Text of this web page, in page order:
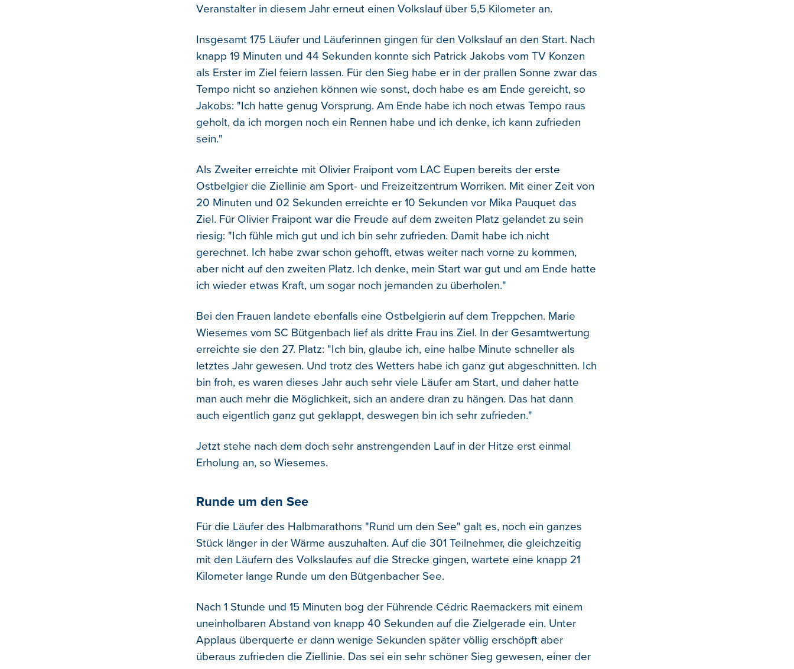
Veranstalter in diesem Jahr erneut einen Volkslauf über 5,5 Kilometer an.
Insgesamt 175 Läufer und Läuferinnen gingen für den Volkslauf an den Start. Nach
knapp 19 Minuten und 44 Sekunden konnte sich Patrick Jakobs vom TV Konzen
als Erster im Ziel feiern lassen. Für den Sieg habe er in der prallen Sonne zwar das
Tempo nicht so anziehen können wie sonst, doch habe es am Ende gereicht, so
Jakobs: "Ich hatte genug Vorsprung. Am Ende habe ich noch etwas Tempo raus
geholt, da ich morgen noch ein Rennen habe und ich denke, ich kann zufrieden
sein."
Als Zweiter erreichte mit Olivier Fraipont vom LAC Eupen bereits der erste
Ostbelgier die Ziellinie am Sport- und Freizeitzentrum Worriken. Mit einer Zeit von
20 Minuten und 02 Sekunden erreichte er 10 Sekunden vor Mika Pauquet das
Ziel. Für Olivier Fraipont war die Freude auf dem zweiten Platz gelandet zu sein
riesig: "Ich fühle mich gut und ich bin sehr zufrieden. Damit habe ich nicht
gerechnet. Ich habe zwar schon gehofft, etwas weiter nach vorne zu kommen,
aber nicht auf den zweiten Platz. Ich denke, mein Start war gut und am Ende hatte
ich wieder etwas Kraft, um sogar noch jemanden zu überholen."
Bei den Frauen landete ebenfalls eine Ostbelgierin auf dem Treppchen. Marie
Wiesemes vom SC Bütgenbach lief als dritte Frau ins Ziel. In der Gesamtwertung
erreichte sie den 27. Platz: "Ich bin, glaube ich, eine halbe Minute schneller als
letztes Jahr gewesen. Und trotz des Wetters habe ich ganz gut abgeschnitten. Ich
bin froh, es waren dieses Jahr auch sehr viele Läufer am Start, und daher hatte
man auch mehr die Möglichkeit, sich an andere dran zu hängen. Das hat dann
auch eigentlich ganz gut geklappt, deswegen bin ich sehr zufrieden."
Jetzt stehe nach dem doch sehr anstrengenden Lauf in der Hitze erst einmal
Erholung an, so Wiesemes.
Runde um den See
Für die Läufer des Halbmarathons "Rund um den See" galt es, noch ein ganzes
Stück länger in der Wärme auszuhalten. Auf die 301 Teilnehmer, die gleichzeitig
mit den Läufern des Volkslaufes auf die Strecke gingen, wartete eine knapp 21
Kilometer lange Runde um den Bütgenbacher See.
Nach 1 Stunde und 15 Minuten bog der Führende Cédric Raemackers mit einem
uneinholbaren Abstand von knapp 40 Sekunden auf die Zielgerade ein. Unter
Applaus überquerte er dann wenige Sekunden später völlig erschöpft aber
überaus zufrieden die Ziellinie. Das sei ein sehr schöner Sieg gewesen, einer der